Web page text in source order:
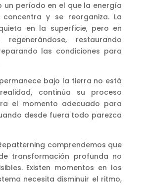
un período en el que la energía
y se reorganiza. La
en la superficie, pero en
restaurando
las condiciones para
bajo la tierra no está
continúa su proceso
el momento adecuado para
desde fuera todo parezca
comprendemos que
transformación profunda no
Existen momentos en los
necesita disminuir el ritmo,